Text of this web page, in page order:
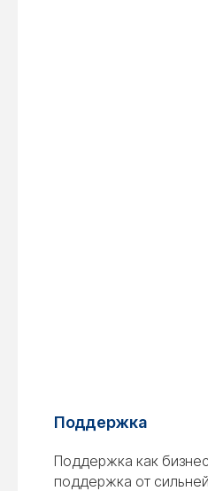
Поддержка
Поддержка как
поддержка от